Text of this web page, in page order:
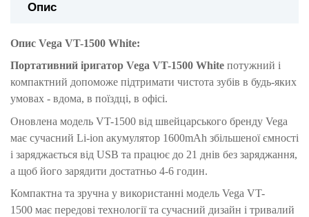
Опис
Опис Vega VT-1500 White:
Портативний іригатор Vega VT-1500 White потужний і
компактний допоможе підтримати чистота зубів в будь-яких
умовах - вдома, в поїздці, в офісі.
Оновлена модель VT-1500 від швейцарського бренду Vega
має сучасний Li-ion акумулятор 1600mAh збільшеної ємності
і заряджається від USB та працює до 21 днів без заряджання,
а щоб його зарядити достатньо 4-6 годин.
Компактна та зручна у використанні модель Vega VT-
1500 має передові технології та сучасний дизайн і тривалий